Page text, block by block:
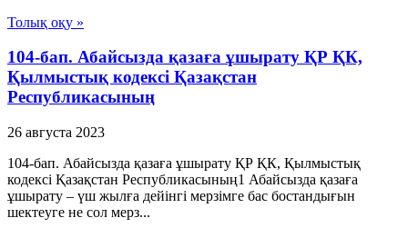
Толық оқу »
104-бап. Абайсызда қазаға ұшырату ҚР ҚК,
Қылмыстық кодексi Қазақстан
Республикасының
26 августа 2023
104-бап. Абайсызда қазаға ұшырату ҚР ҚК, Қылмыстық
кодексi Қазақстан Республикасының1 Абайсызда қазаға
ұшырату – үш жылға дейiнгi мерзiмге бас бостандығын
шектеуге не сол мерз...